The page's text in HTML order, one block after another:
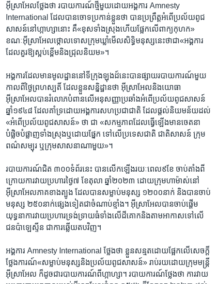
អ៊ីស្រាអែល​ថ្លែងថា​ របាយការណ៍​ថ្មី​មួយ​ដោយ​អង្គការ Amnesty
International ដែល​បាន​ចោទ​ប្រកាន់​ខ្លួន​ថា បាន​ប្រព្រឹត្ត​អំពើ​ប្រល័យ​ពូជ
សាសន៍​នៅ​ហ្កាហ្សា​នោះ ​គឺ«ខុស​ទាំងស្រុង​ហើយ​ផ្អែក​លើ​ពាក្យ​កុហក»
ខណៈ​អ៊ីស្រាអែល​ថ្កោលទោស​ក្រុម​ឃ្លាំ​មើល​សិទ្ធិ​មនុស្ស​នេះ​ថា​ជា«អង្គការ​
ដែល​គួរ​ឱ្យ​ស្អប់​ខ្ពើម​និង​ជ្រុល​និយម»។
អង្គការ​ដែល​មាន​មូលដ្ឋាន​នៅ​ទីក្រុង​ឡុងដ៍​នេះ​បាន​ផ្សាយ​របាយការណ៍​មួយ​
កាលពី​ថ្ងៃ​ព្រហស្បតិ៍​ ដែល​ខ្លួន​សន្និដ្ឋាន​ថា ​អ៊ីស្រាអែល​និង​យោធា​
អ៊ីស្រាអែល​បាន​រំលោភ​បំពាន​លើ​អនុសញ្ញា​ប្រឆាំង​អំពើ​ប្រល័យ​ពូជសាសន៍​
ឆ្នាំ១៩៤៨ ​ដែល​គាំទ្រ​ដោយ​អង្គការ​សហប្រជាជាតិ ដែល​ផ្តល់​និយម​ន័យ​ដល់​
«អំពើ​ប្រល័យ​ពូជសាសន៍» ថា ជា «សកម្មភាព​ដែល​ធ្វើឡើង​មាន​ចេតនា​
បំផ្លិច​បំផ្លាញ​ទាំង​ស្រុង​ឬ​ដោយ​ផ្នែក ទៅលើ​ប្រទេស​ជាតិ ជាតិសាសន៍ ក្រុម​
ពណ៌​សម្បុរ ឬ​ក្រុម​សាសនា​ណាមួយ»។
របាយការណ៍​ជិត​ ៣០០ទំព័រ​នេះ ​បាន​លើកឡើង​រយៈពេល​៩ខែ ​ចាប់​តាំងពី​
ក្រោយ​ការវាយប្រហារថ្ងៃ៧ ខែតុលា​ ឆ្នាំ២០២៣ ដោយ​ក្រុម​ហាម៉ាស់​នៅ​
អ៊ីស្រាអែល​ភាគ​ខាងត្បូង ​ដែល​បាន​សម្លាប់​មនុស្ស​ ១២០០នាក់​ និង​បាន​ចាប់​
មនុស្ស​ ២៥០នាក់​ផ្សេង​ទៀត​ជា​ចំណាប់​ខ្មាំង។ អ៊ីស្រាអែល​បាន​ចាប់ផ្តើម​
យុទ្ធនាការ​វាយប្រហារ​ទ្រង់ទ្រាយធំ​ទាំង​លើ​ដីគោក​និង​តាម​អាកាស​ទៅលើ​
ជនប៉ាឡេស្ទីន​ ជាការ​ឆ្លើយតប​វិញ។
អង្គការ Amnesty International ថ្លែងថា ខ្លួន​សន្មត​ដោយ​ផ្អែក​លើ​សេចក្តី
ថ្លែងការណ៍​«សម្លាប់​មនុស្ស​និង​ប្រល័យ​ពូជសាសន៍» រាប់​រយ​ដោយ​ក្រុម​មន្ត្រី​
អ៊ីស្រាអែល​ ក៏ដូចជា​របាយការណ៍​ពី​ហ្កាហ្សា។ របាយការណ៍​ថ្លែងថា ការវាយ